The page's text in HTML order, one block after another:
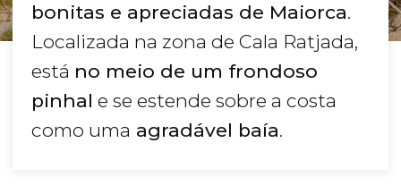
bonitas e apreciadas de Maiorca.
Localizada na zona de Cala Ratjada,
está no meio de um frondoso
pinhal e se estende sobre a costa
como uma agradável baía.